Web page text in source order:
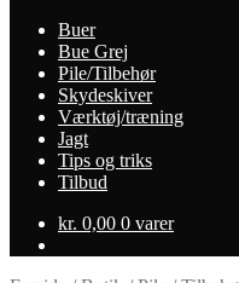
Buer
Bue Grej
Pile/Tilbehør
Skydeskiver
Værktøj/træning
Jagt
Tips og triks
Tilbud
kr. 0,00 0 varer